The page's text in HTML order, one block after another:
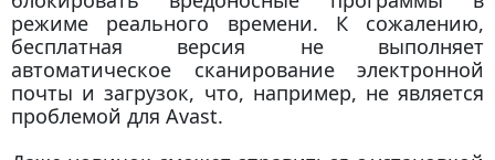
режиме реального времени. К сожалению,
бесплатная версия не выполняет
автоматическое сканирование электронной
почты и загрузок, что, например, не является
проблемой для Avast.